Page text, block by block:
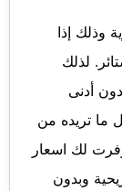
وذلك إذا
لذلك
أدنى
تريده من
لك اسعار
وبدون